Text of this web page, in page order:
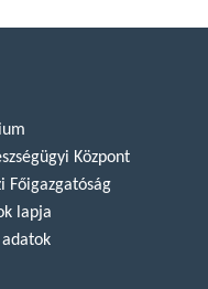
Központ
Főigazgatóság
lapja
adatok